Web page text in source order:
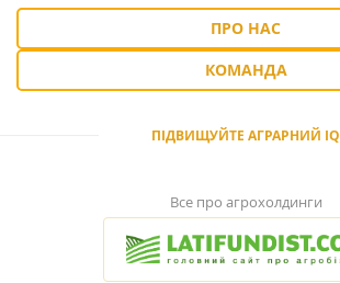
ПРО НАС
КОМАНДА
ПІДВИЩУЙТЕ АГРАРНИЙ IQ
Все про агрохолдинги